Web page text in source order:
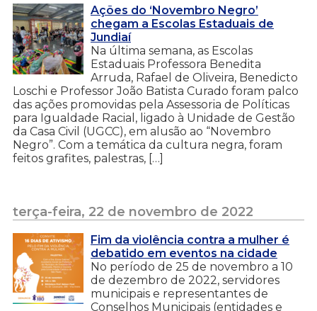
Ações do ‘Novembro Negro’
chegam a Escolas Estaduais de
Jundiaí
Na última semana, as Escolas
Estaduais Professora Benedita
Arruda, Rafael de Oliveira, Benedicto
Loschi e Professor João Batista Curado foram palco
das ações promovidas pela Assessoria de Políticas
para Igualdade Racial, ligado à Unidade de Gestão
da Casa Civil (UGCC), em alusão ao “Novembro
Negro”. Com a temática da cultura negra, foram
feitos grafites, palestras, […]
terça-feira, 22 de novembro de 2022
Fim da violência contra a mulher é
debatido em eventos na cidade
No período de 25 de novembro a 10
de dezembro de 2022, servidores
municipais e representantes de
Conselhos Municipais (entidades e